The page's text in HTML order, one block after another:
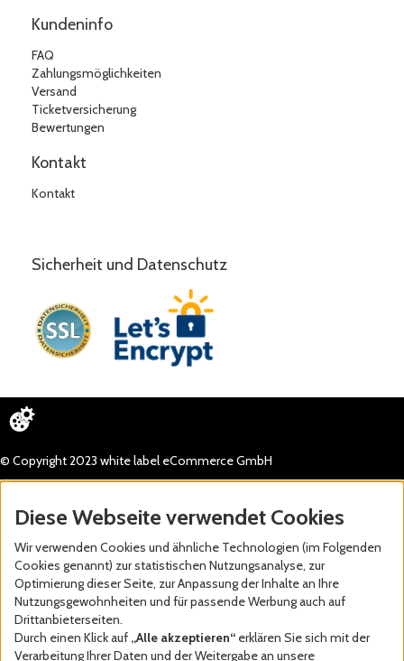
Kundeninfo
FAQ
Zahlungsmöglichkeiten
Versand
Ticketversicherung
Bewertungen
Kontakt
Kontakt
Sicherheit und Datenschutz
© Copyright 2023 white label eCommerce GmbH
Diese Webseite verwendet Cookies
Wir verwenden Cookies und ähnliche Technologien (im Folgenden
Cookies genannt) zur statistischen Nutzungsanalyse, zur
Optimierung dieser Seite, zur Anpassung der Inhalte an Ihre
Nutzungsgewohnheiten und für passende Werbung auch auf
Drittanbieterseiten.
Durch einen Klick auf „Alle akzeptieren“ erklären Sie sich mit der
Verarbeitung Ihrer Daten und der Weitergabe an unsere